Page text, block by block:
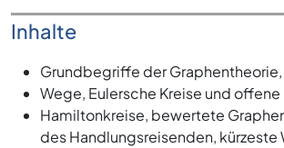
Inhalte
Grundbegriffe der Graphentheorie,
Wege, Eulersche Kreise und offene
Hamiltonkreise, bewertete
des Handlungsreisenden, kürzeste